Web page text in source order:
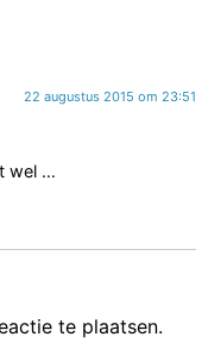
22 augustus 2015 om 23:51
wel …
te plaatsen.